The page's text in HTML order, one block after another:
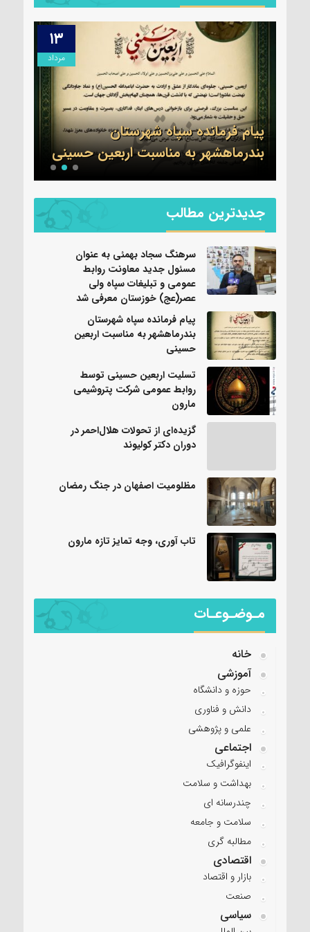
۱۳
مرداد
پیام فرمانده سپاه شهرستان
بندرماهشهر به مناسبت اربعین حسینی
جدیدترین مطالب
سرهنگ سجاد بهمئی به عنوان
مسئول جدید معاونت روابط
عمومی و تبلیغات سپاه ولی
عصر(عج) خوزستان معرفی شد
پیام فرمانده سپاه شهرستان
بندرماهشهر به مناسبت اربعین
حسینی
تسلیت اربعین حسینی توسط
روابط عمومی شرکت پتروشیمی
مارون
گزیده‌ای از تحولات هلال‌احمر در
دوران دکتر کولیوند
مظلومیت اصفهان در جنگ رمضان
تاب آوری، وجه تمایز تازه مارون
مـوضـوعـات
خانه
آموزشی
حوزه و دانشگاه
دانش و فناوری
علمی و پژوهشی
اجتماعی
اینفوگرافیک
بهداشت و سلامت
چندرسانه ای
سلامت و جامعه
مطالبه گری
اقتصادی
بازار و اقتصاد
صنعت
سیاسی